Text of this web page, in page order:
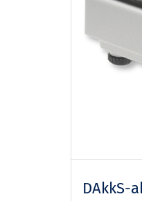
DAkkS-